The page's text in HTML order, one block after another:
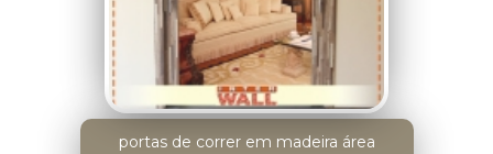
portas de correr em madeira área